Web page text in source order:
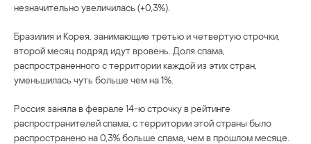
незначительно увеличилась (+0,3%).
Бразилия и Корея, занимающие третью и четвертую строчки,
второй месяц подряд идут вровень. Доля спама,
распространенного с территории каждой из этих стран,
уменьшилась чуть больше чем на 1%.
Россия заняла в феврале 14-ю строчку в рейтинге
распространителей спама, с территории этой страны было
распространено на 0,3% больше спама, чем в прошлом месяце.